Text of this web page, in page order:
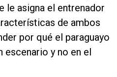
le asigna el entrenador
de ambos
por qué el paraguayo
escenario y no en el